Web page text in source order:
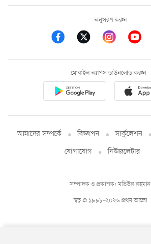
অনুসরণ করুন
মোবাইল অ্যাপস ডাউনলোড করুন
আমাদের সম্পর্কে বিজ্ঞাপন সার্কুলেশন
যোগাযোগ
নিউজলেটার
স্বত্ব © ১৯৯৮-২০২৬ প্রথম আলো
সম্পাদক ও প্রকাশক: মতিউর রহমান